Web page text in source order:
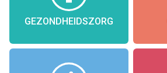
GEZONDHEIDSZORG